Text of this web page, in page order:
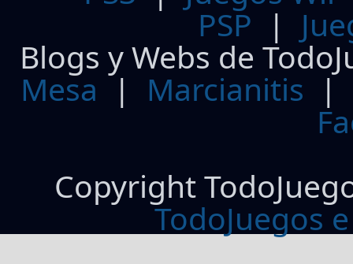
PSP |
Blogs y Webs de
Mesa | Marcianitis |
Copyright
TodoJuegos